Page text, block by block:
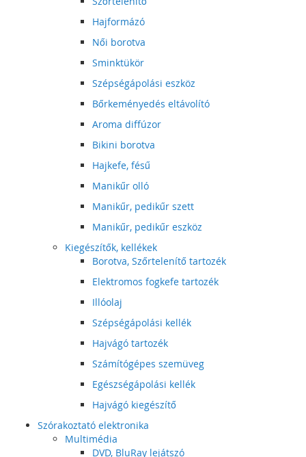
Hajformázó
Női borotva
Sminktükör
Szépségápolási eszköz
Bőrkeményedés eltávolító
Aroma diffúzor
Bikini borotva
Hajkefe, fésű
Manikűr olló
Manikűr, pedikűr szett
Manikűr, pedikűr eszköz
Kiegészítők, kellékek
Borotva, Szőrtelenítő tartozék
Elektromos fogkefe tartozék
Illóolaj
Szépségápolási kellék
Hajvágó tartozék
Számítógépes szemüveg
Egészségápolási kellék
Hajvágó kiegészítő
Szórakoztató elektronika
Multimédia
DVD, BluRay lejátszó